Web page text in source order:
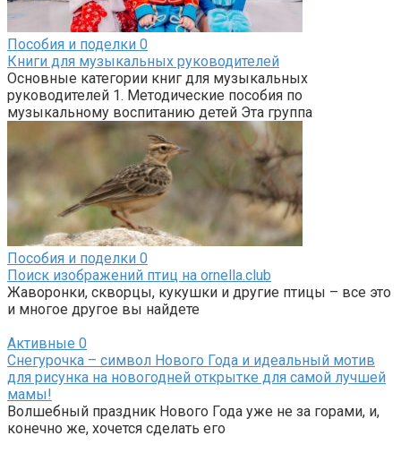
Пособия и поделки 0
Книги для музыкальных руководителей
Основные категории книг для музыкальных
руководителей 1. Методические пособия по
музыкальному воспитанию детей Эта группа
Пособия и поделки 0
Поиск изображений птиц на ornella.club
Жаворонки, скворцы, кукушки и другие птицы – все это
и многое другое вы найдете
Активные 0
Снегурочка – символ Нового Года и идеальный мотив
для рисунка на новогодней открытке для самой лучшей
мамы!
Волшебный праздник Нового Года уже не за горами, и,
конечно же, хочется сделать его